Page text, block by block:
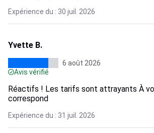
Expérience du : 30 juil. 2026
Yvette B.
6 août 2026
Avis vérifié
Réactifs ! Les tarifs sont attrayants À
correspond
Expérience du : 31 juil. 2026